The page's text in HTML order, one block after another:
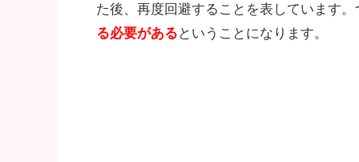
た後、再度回避することを表しています。
る必要がある ということになります。